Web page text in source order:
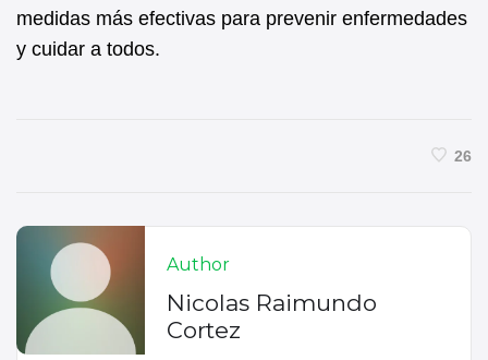
medidas más efectivas para prevenir enfermedades
y cuidar a todos.
26
Author
Nicolas Raimundo
Cortez